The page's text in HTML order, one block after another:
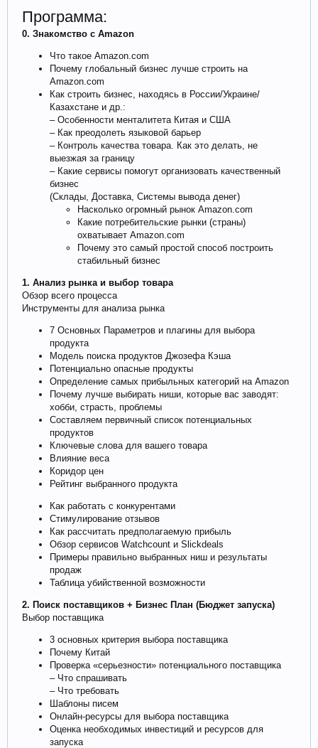
Программа:
0. Знакомство с Amazon
Что такое Amazon.com
Почему глобальный бизнес лучше строить на
Amazon.com
Как строить бизнес, находясь в России/Украине/
Казахстане и др.:
– Особенности менталитета Китая и США
– Как преодолеть языковой барьер
– Контроль качества товара. Как это делать, не
выезжая за границу
– Какие сервисы помогут организовать качественный
бизнес
(Склады, Доставка, Системы вывода денег)
Насколько огромный рынок Amazon.com
Какие потребительские рынки (страны)
охватывает Amazon.com
Почему это самый простой способ построить
стабильный бизнес
1. Анализ рынка и выбор товара
Обзор всего процесса
Инструменты для анализа рынка
7 Основных Параметров и плагины для выбора
продукта
Модель поиска продуктов Джозефа Кэша
Потенциально опасные продукты
Определение самых прибыльных категорий на Amazon
Почему лучше выбирать ниши, которые вас заводят:
хобби, страсть, проблемы
Составляем первичный список потенциальных
продуктов
Ключевые слова для вашего товара
Влияние веса
Коридор цен
Рейтинг выбранного продукта
Как работать с конкурентами
Стимулирование отзывов
Как рассчитать предполагаемую прибыль
Обзор сервисов Watchcount и Slickdeals
Примеры правильно выбранных ниш и результаты
продаж
Таблица убийственной возможности
2. Поиск поставщиков + Бизнес План (Бюджет запуска)
Выбор поставщика
3 основных критерия выбора поставщика
Почему Китай
Проверка «серьезности» потенциального поставщика
– Что спрашивать
– Что требовать
Шаблоны писем
Онлайн-ресурсы для выбора поставщика
Оценка необходимых инвестиций и ресурсов для
запуска